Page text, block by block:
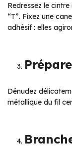
Redressez le
“T”. Fixez une
adhésif : elles
Dénudez
métallique du fil